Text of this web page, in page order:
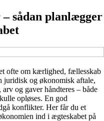
sådan planlægger
ofte om kærlighed, fællesskab
juridisk og økonomisk aftale,
og gaver håndteres – både
opløses. En god
konflikter. Her får du et
ind i ægteskabet på